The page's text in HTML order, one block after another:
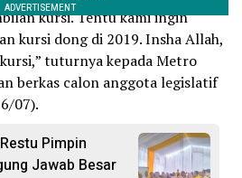
kursi. Tentu kami ingin
kursi dong di 2019. Insha Allah,
tuturnya kepada Metro
berkas calon anggota legislatif
07).
Pimpin
Jawab Besar